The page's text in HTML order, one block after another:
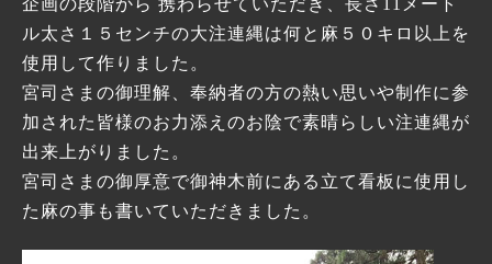
企画の段階から 携わらせていただき、長さ11メート
ル太さ１５センチの大注連縄は何と麻５０キロ以上を
使用して作りました。
宮司さまの御理解、奉納者の方の熱い思いや制作に参
加された皆様のお力添えのお陰で素晴らしい注連縄が
出来上がりました。
宮司さまの御厚意で御神木前にある立て看板に使用し
た麻の事も書いていただきました。